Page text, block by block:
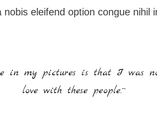
nobis eleifend option congue nihil
in my pictures is that I was
love with these people.``